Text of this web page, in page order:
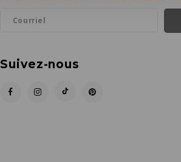
Suivez-nous